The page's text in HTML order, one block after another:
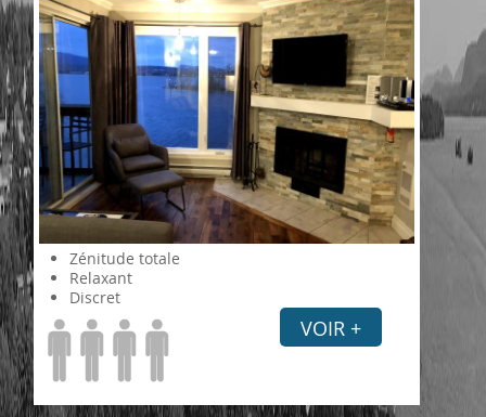
Zénitude totale
Relaxant
Discret
VOIR +